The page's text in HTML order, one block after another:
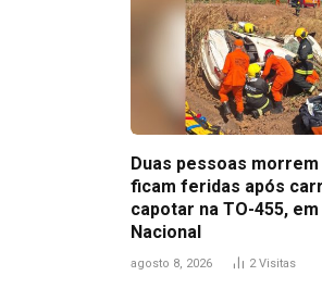
Duas pessoas
ficam feridas após
capotar na TO-455,
Nacional
agosto 8, 2026 2Visitas